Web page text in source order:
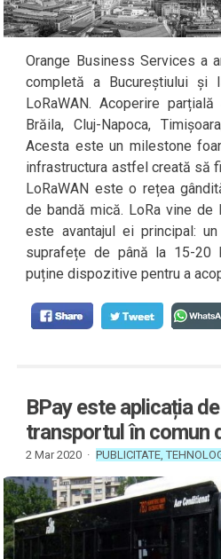
Orange Business Services a
completă a Bucureștiului și
LoRaWAN. Acoperire
Brăila, Cluj-Napoca,
Acesta este un milestone
infrastructura astfel creată să
LoRaWAN este o rețea
de bandă mică. LoRa vine de
este avantajul ei principal:
suprafețe de până la 15-20
puține dispozitive pentru a
BPay este aplicația
transportul în comun
2 Mar 2020 · PUBLICITATE,